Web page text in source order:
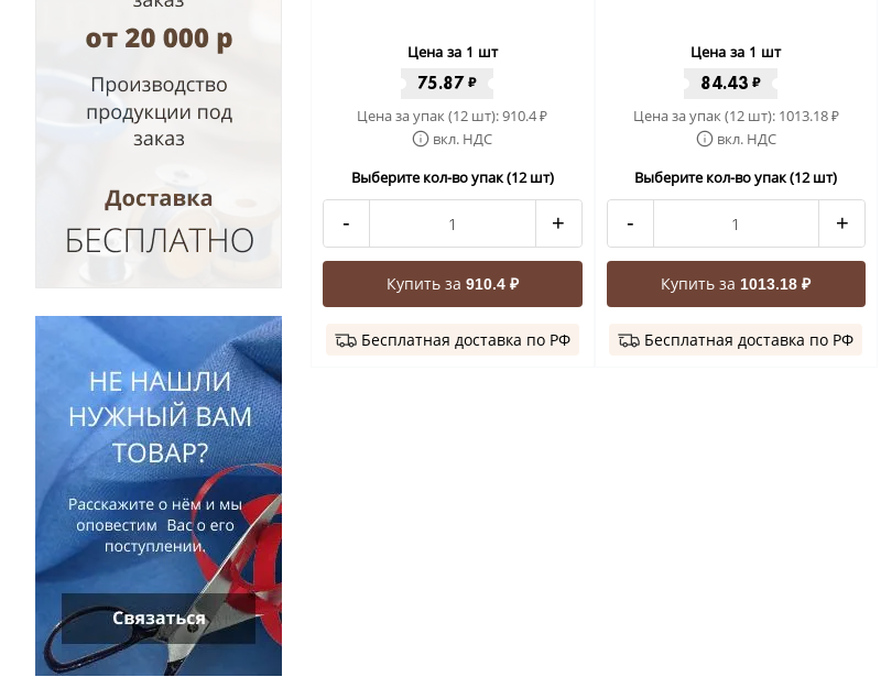
Цена за 1 шт
75.87₽
Цена за упак (12 шт):910.4₽
вкл. НДС
Выберите кол-во упак (12 шт)
- +
Купить за 910.4 ₽
Бесплатная доставка по РФ
Цена за 1 шт
84.43 ₽
Цена за упак (12 шт): 1013.18₽
вкл. НДС
Выберите кол-во упак (12 шт)
- +
Купить за1013.18 ₽
Бесплатная доставка по РФ